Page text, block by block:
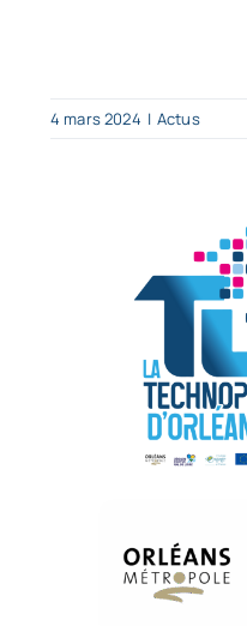
4 mars 2024 | Actus